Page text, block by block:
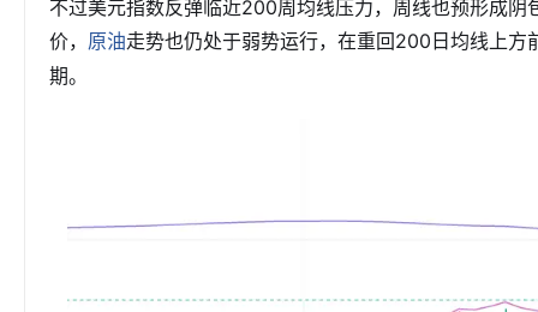
不过美元指数反弹临近200周均线压力，周线也预形成
价，
原油走势也仍处于弱势运行，在重回200日均线上
期。